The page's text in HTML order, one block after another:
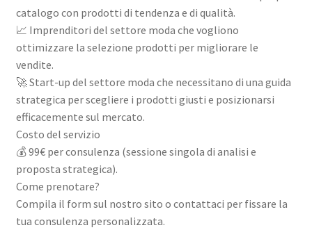
catalogo con prodotti di tendenza e di qualità.
📈 Imprenditori del settore moda che vogliono
ottimizzare la selezione prodotti per migliorare le
vendite.
🚀 Start-up del settore moda che necessitano di una guida
strategica per scegliere i prodotti giusti e posizionarsi
efficacemente sul mercato.
Costo del servizio
💰 99€ per consulenza (sessione singola di analisi e
proposta strategica).
Come prenotare?
Compila il form sul nostro sito o contattaci per fissare la
tua consulenza personalizzata.